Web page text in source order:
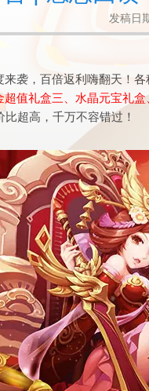
发稿日
来袭，百倍返利嗨翻天！各
超值礼盒三、水晶元宝礼
比超高，千万不容错过！